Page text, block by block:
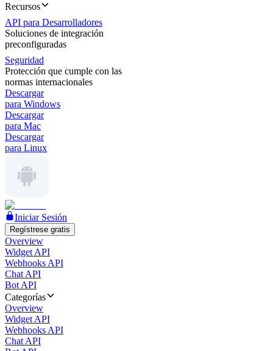
Recursos
API para Desarrolladores
Soluciones de integración
preconfiguradas
Seguridad
Protección que cumple con las
normas internacionales
Descargar
para Windows
Descargar
para Mac
Descargar
para Linux
Iniciar Sesión
Regístrese gratis
Overview
Widget API
Webhooks API
Chat API
Bot API
Categorías
Overview
Widget API
Webhooks API
Chat API